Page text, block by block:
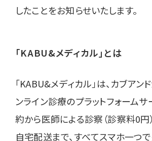
したことをお知らせいたします。
「KABU&メディカル」とは
「KABU&メディカル」は、カブアン
ンライン診療のプラットフォームサ
約から医師による診察（診察料0円
自宅配送まで、すべてスマホ一つで